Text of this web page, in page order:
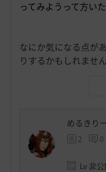
ってみようって方い
なにか気になる点が
りするかもしれませ
めるきり
2 0
Lv 非公